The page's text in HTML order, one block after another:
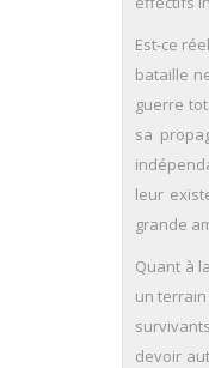
Est-ce
bataille
guerre
sa
leur
grande
Quant à
un
devoir